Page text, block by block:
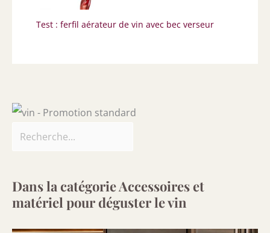
Test : ferfil aérateur de vin avec bec verseur
Dans la catégorie Accessoires et
matériel pour déguster le vin